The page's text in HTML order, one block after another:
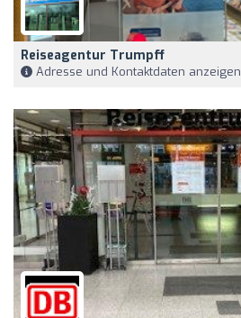
Reiseagentur Trumpff
Adresse und Kontaktdaten anzeigen